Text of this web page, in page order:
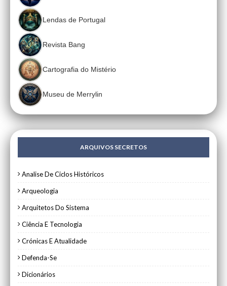
Lendas de Portugal
Revista Bang
Cartografia do Mistério
Museu de Merrylin
ARQUIVOS SECRETOS
Analise De Ciclos Históricos
Arqueologia
Arquitetos Do Sistema
Ciência E Tecnologia
Crónicas E Atualidade
Defenda-Se
Dicionários